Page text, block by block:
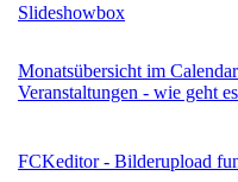
Slideshowbox
Monatsübersicht im
Veranstaltungen - wie geht
FCKeditor - Bilderupload